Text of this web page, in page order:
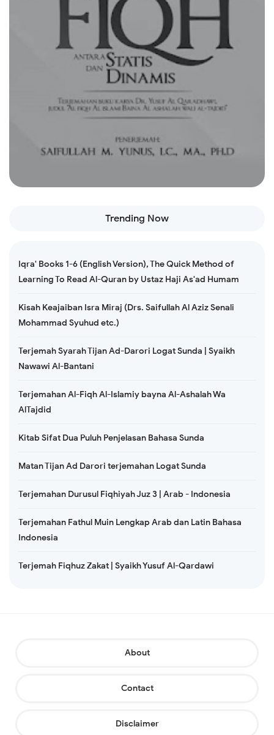
Trending Now
Iqra' Books 1-6 (English Version), The Quick Method of
Learning To Read Al-Quran by Ustaz Haji As'ad Humam
Kisah Keajaiban Isra Miraj (Drs. Saifullah Al Aziz Senali
Mohammad Syuhud etc.)
Terjemah Syarah Tijan Ad-Darori Logat Sunda | Syaikh
Nawawi Al-Bantani
Terjemahan Al-Fiqh Al-Islamiy bayna Al-Ashalah Wa
AlTajdid
Kitab Sifat Dua Puluh Penjelasan Bahasa Sunda
Matan Tijan Ad Darori terjemahan Logat Sunda
Terjemahan Durusul Fiqhiyah Juz 3 | Arab - Indonesia
Terjemahan Fathul Muin Lengkap Arab dan Latin Bahasa
Indonesia
Terjemah Fiqhuz Zakat | Syaikh Yusuf Al-Qardawi
About
Contact
Disclaimer